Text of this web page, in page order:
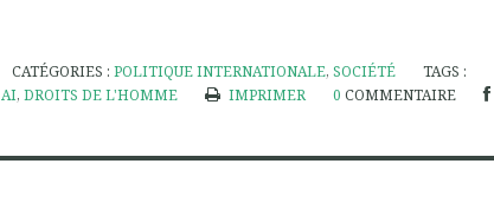
CATÉGORIES :POLITIQUE INTERNATIONALE,SOCIÉTÉ
TAGS :
AI, DROITS DE L'HOMME IMPRIMER 0 COMMENTAIRE